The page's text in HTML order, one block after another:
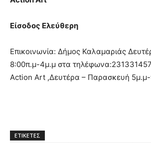
Είσοδος Ελεύθερη
Επικοινωνία: Δήμος Καλαμαριάς
8:00π.μ-4μ.μ στα
Αction Art ,Δευτέρα – Παρασκευή
ΕΤΙΚΕΤΕΣ